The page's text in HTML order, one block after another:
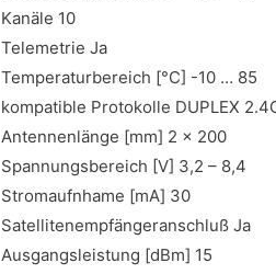
Kanäle 10
Telemetrie Ja
Temperaturbereich [°C] -10 … 85
kompatible Protokolle DUPLEX
Antennenlänge [mm] 2 x 200
Spannungsbereich [V] 3,2 – 8,4
Stromaufnhame [mA] 30
Satellitenempfängeranschluß Ja
Ausgangsleistung [dBm] 15